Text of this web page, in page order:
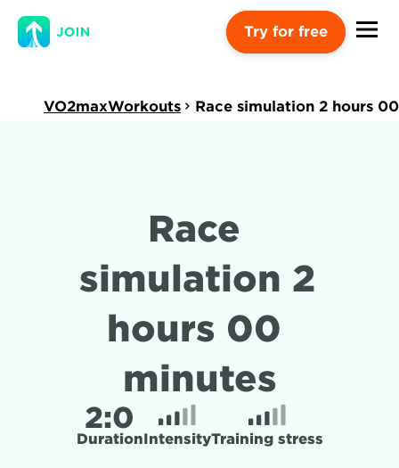
Try for free
VO2maxWorkouts Race simulation 2 hours
Race
simulation 2
hours 00
minutes
2:0
DurationIntensityTraining stress